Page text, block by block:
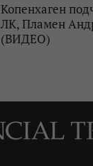
Копенхаген
ЛК, Пламен
(ВИДЕО)